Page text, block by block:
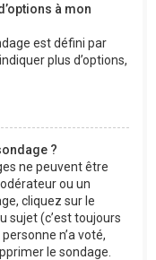
à mon
est défini par
plus d’options,
?
ne peuvent être
ou un
cliquez sur le
sujet (c’est toujours
n’a voté,
le sondage.